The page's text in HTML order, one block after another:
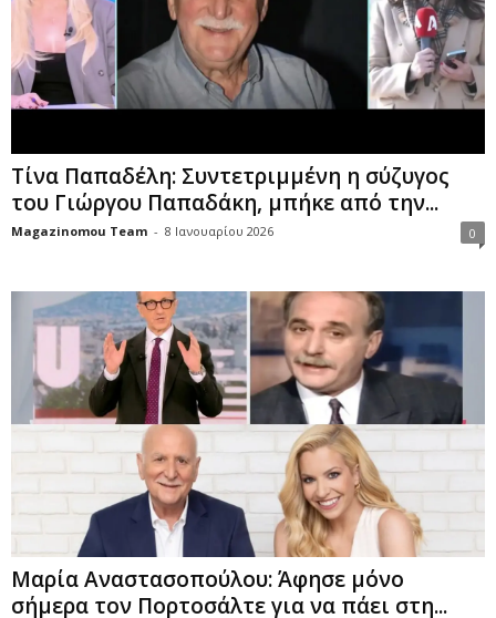
Τίνα Παπαδέλη: Συντετριμμένη η σύζυγος
του Γιώργου Παπαδάκη, μπήκε από την...
Magazinomou Team - 8 Ιανουαρίου 2026 0
Μαρία Αναστασοπούλου: Άφησε μόνο
σήμερα τον Πορτοσάλτε για να πάει στη...